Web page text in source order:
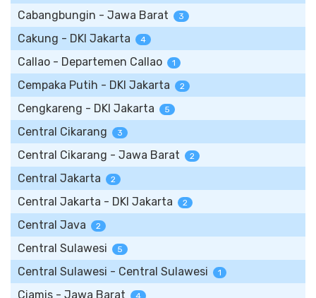
Cabangbungin - Jawa Barat 3
Cakung - DKI Jakarta 4
Callao - Departemen Callao 1
Cempaka Putih - DKI Jakarta 2
Cengkareng - DKI Jakarta 5
Central Cikarang 3
Central Cikarang - Jawa Barat 2
Central Jakarta 2
Central Jakarta - DKI Jakarta 2
Central Java 2
Central Sulawesi 5
Central Sulawesi - Central Sulawesi 1
Ciamis - Jawa Barat 4